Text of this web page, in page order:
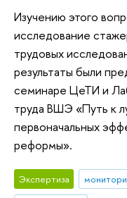
Изучению этого
исследование
трудовых
результаты были
семинаре ЦеТИ и
труда ВШЭ «Путь к
первоначальных
реформы».
Экспертиза